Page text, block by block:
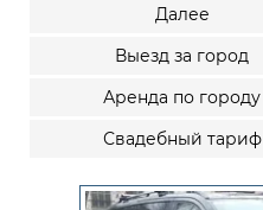
Далее
Выезд за город
Аренда по городу
Свадебный тариф